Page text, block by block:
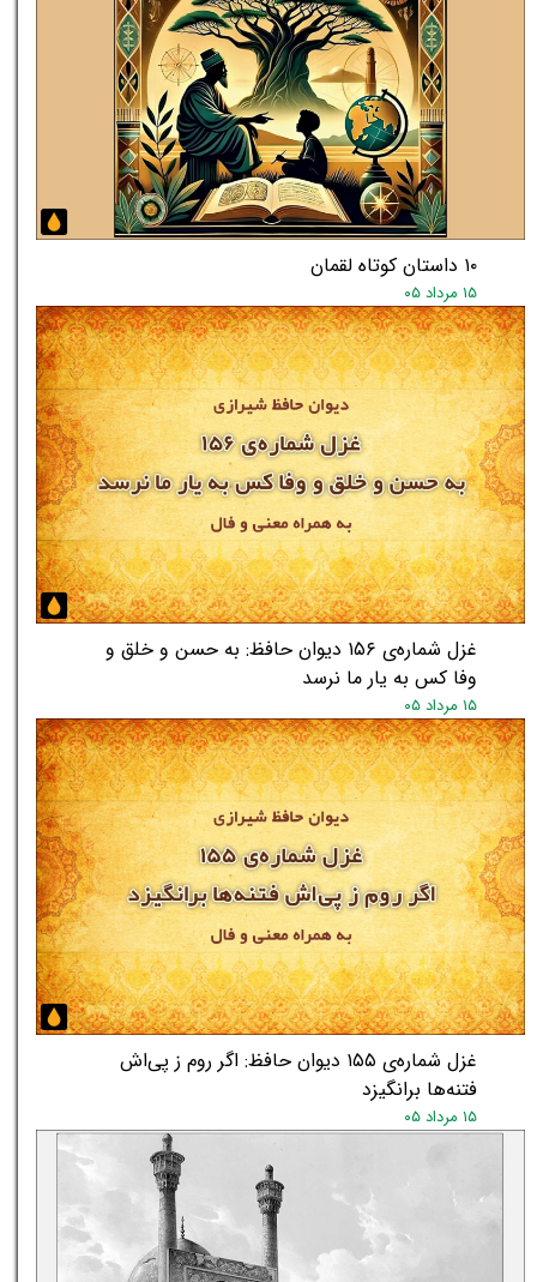
★
۱۰ داستان کوتاه لقمان
۱۵ مرداد ۰۵
غزل شماره‌ی ۱۵۶ دیوان حافظ: به حسن و خلق و
وفا کس به یار ما نرسد
۱۵ مرداد ۰۵
غزل شماره‌ی ۱۵۵ دیوان حافظ: اگر روم ز پی‌اش
فتنه‌ها برانگیزد
۱۵ مرداد ۰۵